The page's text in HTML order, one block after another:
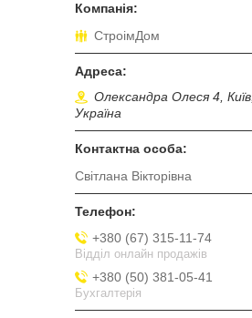
СтроімДом
Олександра Олеся 4, Київ,
Україна
Світлана Вікторівна
+380 (67) 315-11-74
Відділ онлайн продажів
+380 (50) 381-05-41
Бухгалтерія